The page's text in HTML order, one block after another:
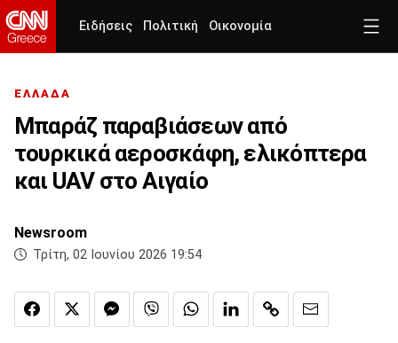
Ειδήσεις Πολιτική Οικονομία
ΕΛΛΑΔΑ
Μπαράζ παραβιάσεων από
τουρκικά αεροσκάφη, ελικόπτερα
και UAV στο Αιγαίο
Newsroom
Τρίτη, 02 Ιουνίου 2026 19:54